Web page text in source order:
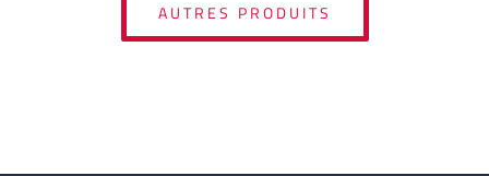
AUTRES PRODUITS